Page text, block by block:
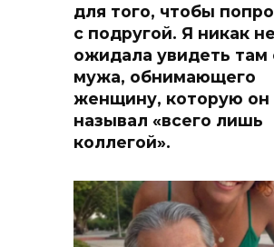
для того, чтобы
с подругой. Я никак не
ожидала увидеть там
мужа, обнимающего
женщину, которую он
называл «всего лишь
коллегой».